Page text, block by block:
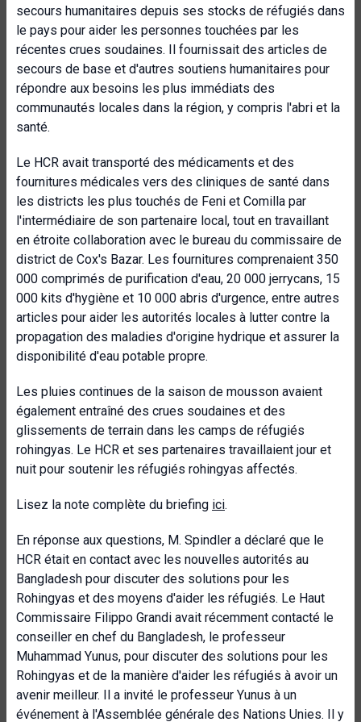
secours humanitaires depuis ses stocks de réfugiés dans
le pays pour aider les personnes touchées par les
récentes crues soudaines. Il fournissait des articles de
secours de base et d'autres soutiens humanitaires pour
répondre aux besoins les plus immédiats des
communautés locales dans la région, y compris l'abri et la
santé.
Le HCR avait transporté des médicaments et des
fournitures médicales vers des cliniques de santé dans
les districts les plus touchés de Feni et Comilla par
l'intermédiaire de son partenaire local, tout en travaillant
en étroite collaboration avec le bureau du commissaire de
district de Cox's Bazar. Les fournitures comprenaient 350
000 comprimés de purification d'eau, 20 000 jerrycans, 15
000 kits d'hygiène et 10 000 abris d'urgence, entre autres
articles pour aider les autorités locales à lutter contre la
propagation des maladies d'origine hydrique et assurer la
disponibilité d'eau potable propre.
Les pluies continues de la saison de mousson avaient
également entraîné des crues soudaines et des
glissements de terrain dans les camps de réfugiés
rohingyas. Le HCR et ses partenaires travaillaient jour et
nuit pour soutenir les réfugiés rohingyas affectés.
Lisez la note complète du briefing ici.
En réponse aux questions, M. Spindler a déclaré que le
HCR était en contact avec les nouvelles autorités au
Bangladesh pour discuter des solutions pour les
Rohingyas et des moyens d'aider les réfugiés. Le Haut
Commissaire Filippo Grandi avait récemment contacté le
conseiller en chef du Bangladesh, le professeur
Muhammad Yunus, pour discuter des solutions pour les
Rohingyas et de la manière d'aider les réfugiés à avoir un
avenir meilleur. Il a invité le professeur Yunus à un
événement à l'Assemblée générale des Nations Unies. Il y